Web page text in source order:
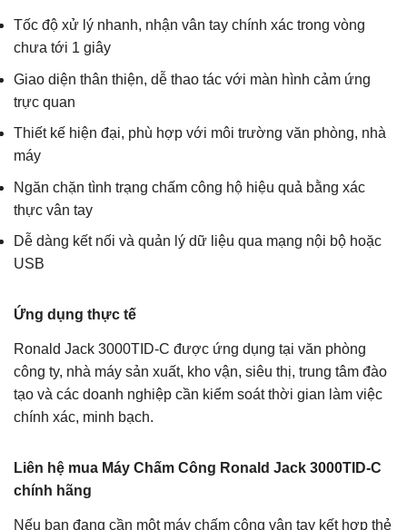
Tốc độ xử lý nhanh, nhận vân tay chính xác trong vòng
chưa tới 1 giây
Giao diện thân thiện, dễ thao tác với màn hình cảm ứng
trực quan
Thiết kế hiện đại, phù hợp với môi trường văn phòng, nhà
máy
Ngăn chặn tình trạng chấm công hộ hiệu quả bằng xác
thực vân tay
Dễ dàng kết nối và quản lý dữ liệu qua mạng nội bộ hoặc
USB
Ứng dụng thực tế
Ronald Jack 3000TID-C được ứng dụng tại văn phòng
công ty, nhà máy sản xuất, kho vận, siêu thị, trung tâm đào
tạo và các doanh nghiệp cần kiểm soát thời gian làm việc
chính xác, minh bạch.
Liên hệ mua Máy Chấm Công Ronald Jack 3000TID-C
chính hãng
Nếu bạn đang cần một máy chấm công vân tay kết hợp thẻ